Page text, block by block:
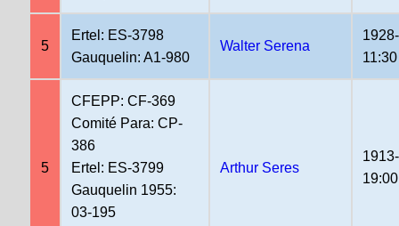
5
Ertel: ES-3798
Gauquelin: A1-980
Walter Serena
11:30
5
CFEPP: CF-369
Comité Para: CP-
386
Ertel: ES-3799
Gauquelin 1955:
03-195
Arthur Seres
19:00